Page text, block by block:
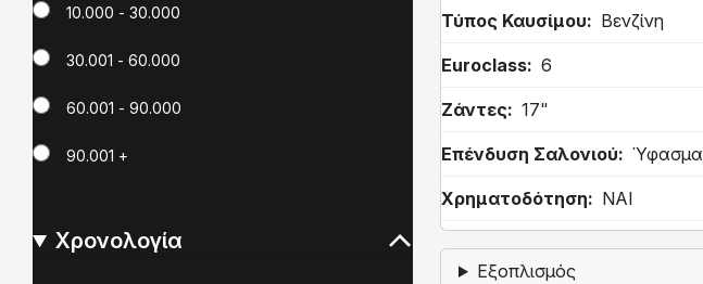
Τύπος Καυσίμου Βενζίνη
Euroclass 6
Ζάντες 17"
Επένδυση Σαλονιού Ύφασμα
Χρηματοδότηση ΝΑΙ
Εξοπλισμός
10.000 - 30.000
30.001 - 60.000
60.001 - 90.000
90.001 +
Χρονολογία